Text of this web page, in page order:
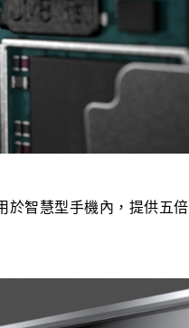
於智慧型手機內，提供五倍